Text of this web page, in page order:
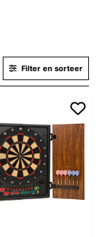
Filter en sorteer